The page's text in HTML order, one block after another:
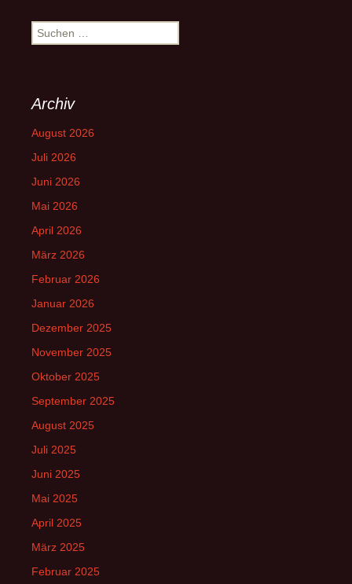
Suchen
nach:
Archiv
August 2026
Juli 2026
Juni 2026
Mai 2026
April 2026
März 2026
Februar 2026
Januar 2026
Dezember 2025
November 2025
Oktober 2025
September 2025
August 2025
Juli 2025
Juni 2025
Mai 2025
April 2025
März 2025
Februar 2025